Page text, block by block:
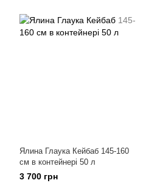
Ялина Глаука Кейбаб 145-160
см в контейнері 50 л
3 700 грн